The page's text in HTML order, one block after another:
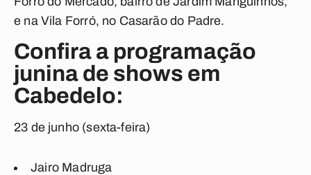
e na Vila Forró, no Casarão do Padre.
Confira a programação
junina de shows em
Cabedelo:
23 de junho (sexta-feira)
Jairo Madruga